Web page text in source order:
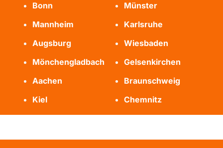
Bonn
Münster
Mannheim
Karlsruhe
Augsburg
Wiesbaden
Mönchengladbach
Gelsenkirchen
Aachen
Braunschweig
Kiel
Chemnitz